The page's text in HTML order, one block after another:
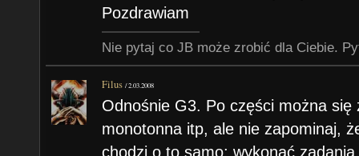
Pozdrawiam
Nie pytaj co JB może zrobić dla Ciebie.
Filus /2.03.2008
Odnośnie G3. Po części można
monotonna itp, ale nie zapominaj,
chodzi o to samo: wykonać